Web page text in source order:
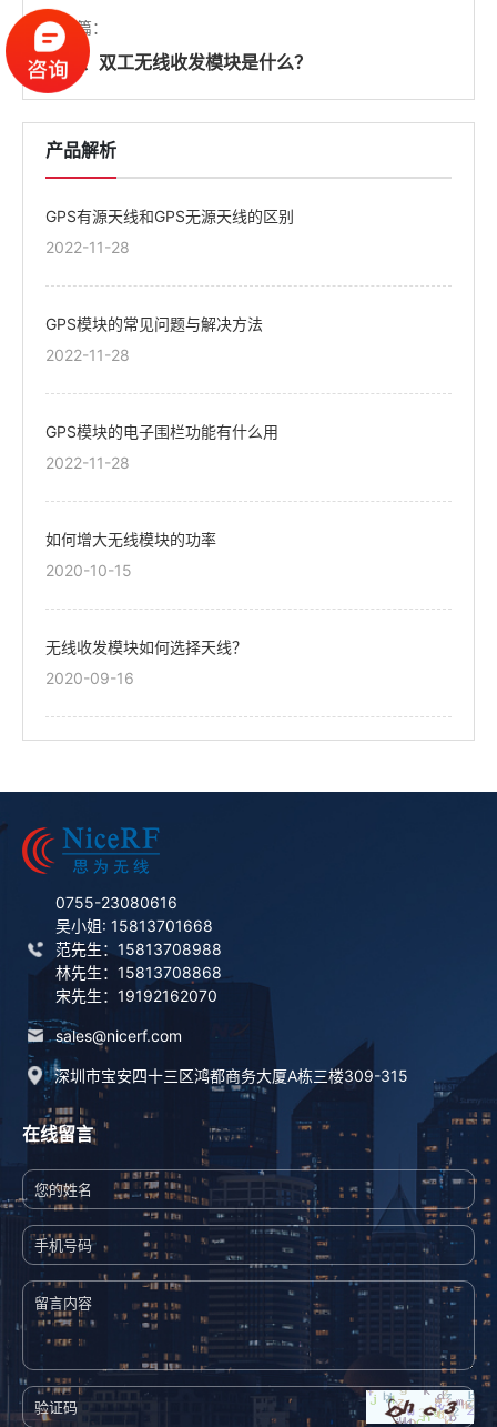
下一篇：
单工、双工无线收发模块是什么？
产品解析
GPS有源天线和GPS无源天线的区别
2022-11-28
GPS模块的常见问题与解决方法
2022-11-28
GPS模块的电子围栏功能有什么用
2022-11-28
如何增大无线模块的功率
2020-10-15
无线收发模块如何选择天线？
2020-09-16
0755-23080616
吴小姐: 15813701668
范先生：15813708988
林先生：15813708868
宋先生：19192162070
sales@nicerf.com
深圳市宝安四十三区鸿都商务大厦A栋三楼309-315
在线留言